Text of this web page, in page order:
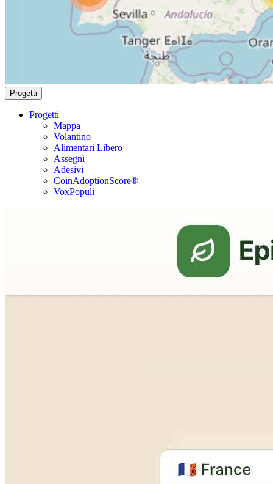
Progetti
Progetti
Mappa
Volantino
Alimentari Libero
Assegni
Adesivi
CoinAdoptionScore®
VoxPopuli